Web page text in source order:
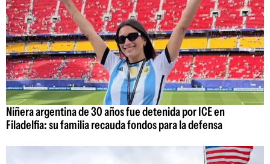
Niñera argentina de 30 años fue detenida por ICE en
Filadelfia: su familia recauda fondos para la defensa